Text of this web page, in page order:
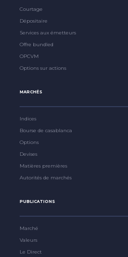
Courtage
Dépositaire
Services aux émetteurs
Offre bundled
OPCVM
Options sur actions
MARCHÉS
Indices
Bourse de casablanca
Options
Devises
Matières premières
Autorités de marchés
PUBLICATIONS
Marché
Valeurs
Le Direct